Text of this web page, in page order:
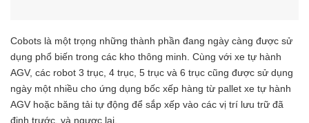
Cobots là một trọng những thành phần đang ngày càng được sử
dụng phổ biến trong các kho thông minh. Cùng với xe tự hành
AGV, các robot 3 trục, 4 trục, 5 trục và 6 trục cũng được sử dụng
ngày một nhiều cho ứng dụng bốc xếp hàng từ pallet xe tự hành
AGV hoặc băng tải tự động để sắp xếp vào các vị trí lưu trữ đã
định trước, và ngược lại.